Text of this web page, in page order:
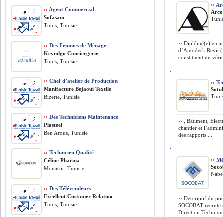
››
›› Diplômé(e) en
d’Autodesk Revit
constituent un
››
››
, Bâtiment,
chantier et
des rapports ...
››
›› Descriptif du
SOCOBAT recrute
Direction
›› Agent Commercial
Sofasam
Tunis, Tunisie
›› Des Femmes de Ménage
Keyndgo Conciergerie
Tunis, Tunisie
›› Chef d’atelier de Production
Manifacture Bejaoui Textile
Bizerte, Tunisie
›› Des Techniciens Maintenance
Plasteel
Ben Arous, Tunisie
›› Technicien Qualité
Céline Pharma
Monastir, Tunisie
›› Des Télévendeurs
Excellent Customer Relation
Tunis, Tunisie